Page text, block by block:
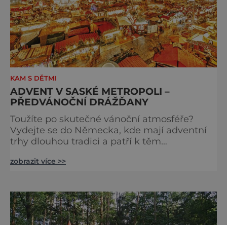
KAM S DĚTMI
ADVENT V SASKÉ METROPOLI –
PŘEDVÁNOČNÍ DRÁŽĎANY
Toužíte po skutečné vánoční atmosféře?
Vydejte se do Německa, kde mají adventní
trhy dlouhou tradici a patří k těm
českým hranicím najdete v Drážďanech –
S norimberským Christkindlesmarktem se
drážďanské vánoční trhy každoročně
přetahují o pozici nejnavštěvovanějších t
zobrazit více >>